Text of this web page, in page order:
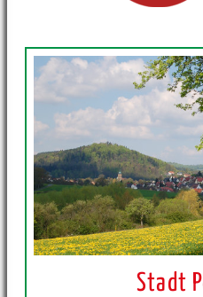
Stadt